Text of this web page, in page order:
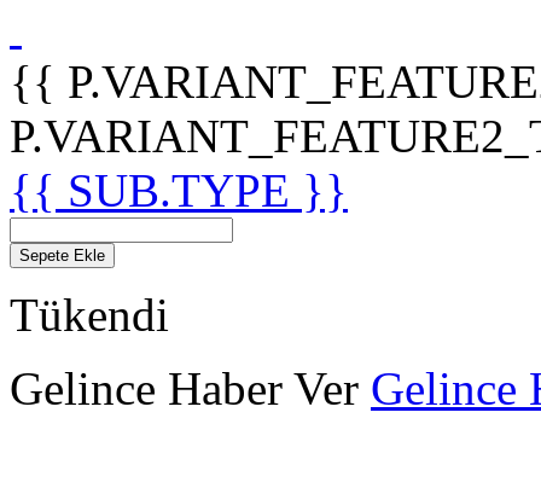
{{
{{ SUB.TYPE }}
Sepete Ekle
Tükendi
Gelince Haber Ver Gelince